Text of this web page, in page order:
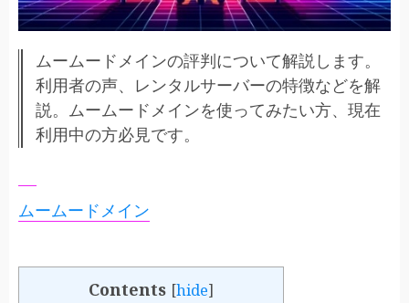
ムームードメインの評判について解説します。
利用者の声、レンタルサーバーの特徴などを解
説。ムームードメインを使ってみたい方、現在
利用中の方必見です。
ムームードメイン
Contents [hide]